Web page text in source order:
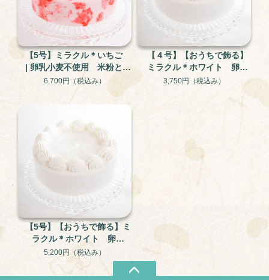
【5号】ミラクル＊いちご
| 卵乳小麦不使用 米粉と大
豆のグルテンフリー・アレ
ルギー対応ケーキ
6,700円 （税込み）
【４号】【おうちで飾る】
ミラクル＊ホワイト 卵・
乳・小麦不使用のアレルギ
3,750円 （税込み）
【5号】【おうちで飾る】ミ
ラクル＊ホワイト 卵・
乳・小麦不使用のアレルギ
ー対応ケーキ
5,200円 （税込み）